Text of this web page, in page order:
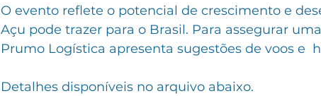
O evento reflete o potencial de crescimento e
Açu pode trazer para o Brasil. Para assegurar
Prumo Logística apresenta sugestões de voos e
Detalhes disponíveis no arquivo abaixo.